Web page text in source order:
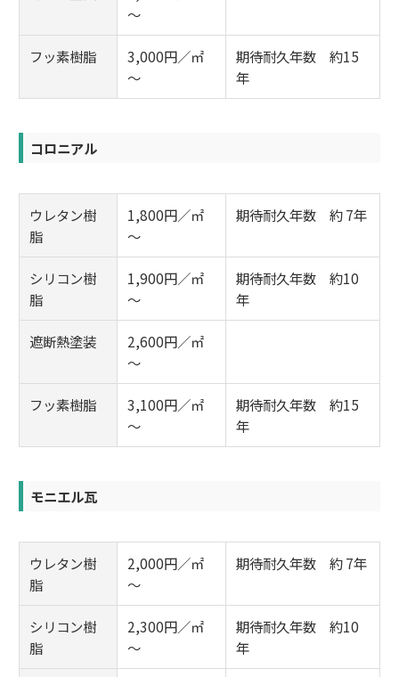
～
フッ素樹脂
3,000円／㎡
～
期待耐久年数 約15
年
コロニアル
ウレタン樹
脂
1,800円／㎡
～
期待耐久年数 約 7年
シリコン樹
脂
1,900円／㎡
～
期待耐久年数 約10
年
遮断熱塗装
2,600円／㎡
～
フッ素樹脂
3,100円／㎡
～
期待耐久年数 約15
年
モニエル瓦
ウレタン樹
脂
2,000円／㎡
～
期待耐久年数 約 7年
シリコン樹
脂
2,300円／㎡
～
期待耐久年数 約10
年